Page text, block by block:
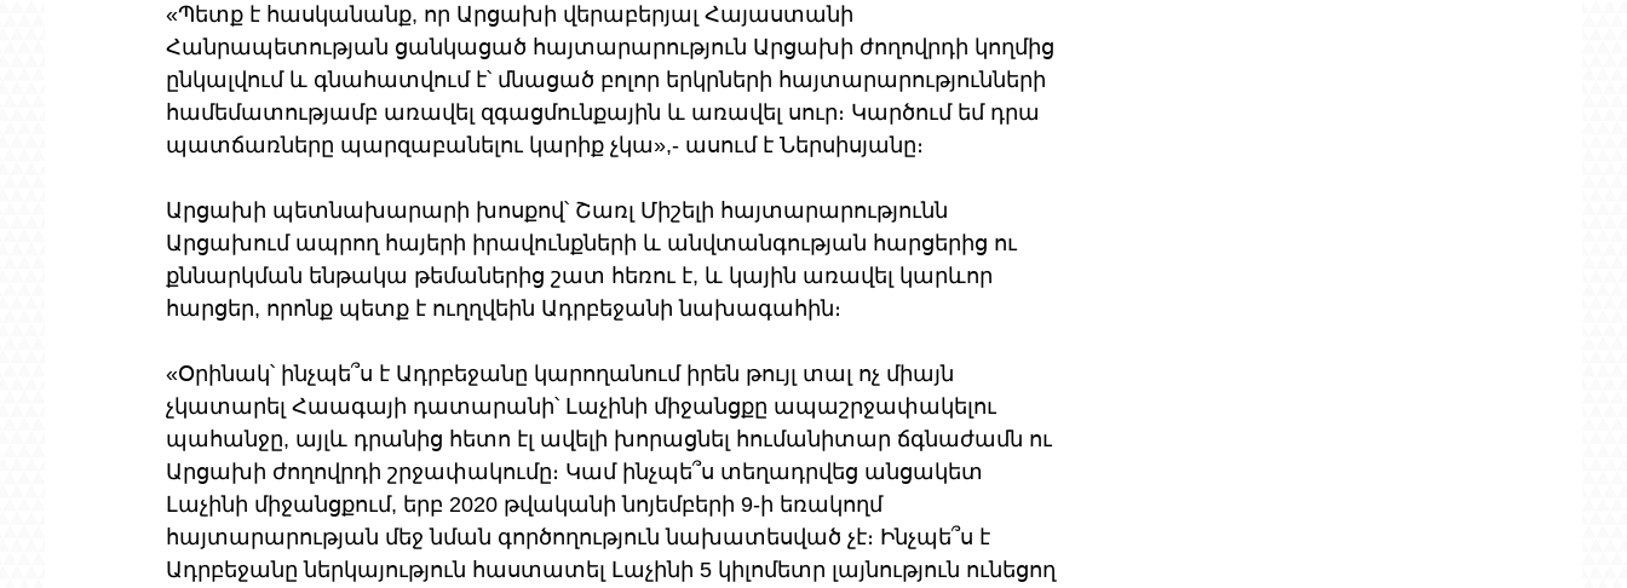
«Պետք է հասկանանք, որ Արցախի վերաբերյալ Հայաստանի
Հանրապետության ցանկացած հայտարարություն Արցախի ժողովրդի կողմից
ընկալվում և գնահատվում է՝ մնացած բոլոր երկրների հայտարարությունների
համեմատությամբ առավել զգացմունքային և առավել սուր։ Կարծում եմ դրա
պատճառները պարզաբանելու կարիք չկա»,- ասում է Ներսիսյանը։
Արցախի պետնախարարի խոսքով՝ Շառլ Միշելի հայտարարությունն
Արցախում ապրող հայերի իրավունքների և անվտանգության հարցերից ու
քննարկման ենթակա թեմաներից շատ հեռու է, և կային առավել կարևոր
հարցեր, որոնք պետք է ուղղվեին Ադրբեջանի նախագահին։
«Օրինակ՝ ինչպե՞ս է Ադրբեջանը կարողանում իրեն թույլ տալ ոչ միայն
չկատարել Հաագայի դատարանի՝ Լաչինի միջանցքը ապաշրջափակելու
պահանջը, այլև դրանից հետո էլ ավելի խորացնել հումանիտար ճգնաժամն ու
Արցախի ժողովրդի շրջափակումը։ Կամ ինչպե՞ս տեղադրվեց անցակետ
Լաչինի միջանցքում, երբ 2020 թվականի նոյեմբերի 9-ի եռակողմ
հայտարարության մեջ նման գործողություն նախատեսված չէ։ Ինչպե՞ս է
Ադրբեջանը ներկայություն հաստատել Լաչինի 5 կիլոմետր լայնություն ունեցող